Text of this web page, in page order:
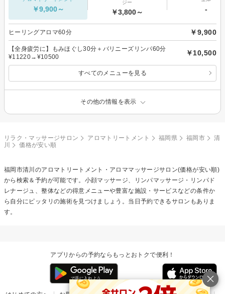
￥9,900～
ジー
￥3,800～ -
ヒーリングアロマ60分 ￥9,900
【全身疲労に】もみほぐし30分＋バリニーズリンパ60分
¥11220→¥10500
￥10,500
すべてのメニューを見る
その他の情報を表示
リラク・マッサージサロン アロマトリートメント 福岡県 福岡市
清
川
価格が安い順
福岡市清川のアロマトリートメント・アロママッサージサロン(価格が安い順)
から検索＆予約が可能です。小顔マッサージ、リンパマッサージ・リンパド
レナージュ、整体などの得意メニューや豊富な施設・サービスなどの条件か
ら自分にピッタリの施術を見つけましょう。当日予約できるサロンもありま
す。
アプリからの予約ならもっとおトクで便利！